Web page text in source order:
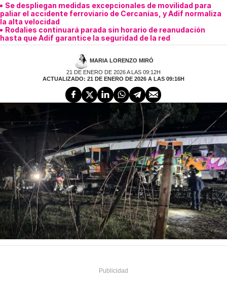
Se despliegan medidas excepcionales de movilidad para
paliar el accidente ferroviario de Cercanías, y Adif normaliza
la alta velocidad
Rodalies continuará parada sin horario de reanudación
hasta que Adif garantice la seguridad de la red
MARIA LORENZO MIRÓ
21 DE ENERO DE 2026 A LAS 09:12H
ACTUALIZADO: 21 DE ENERO DE 2026 A LAS 09:16H